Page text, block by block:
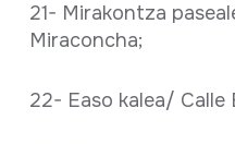
21- Mirakontza
Miraconcha;
22- Easo kalea/ Calle